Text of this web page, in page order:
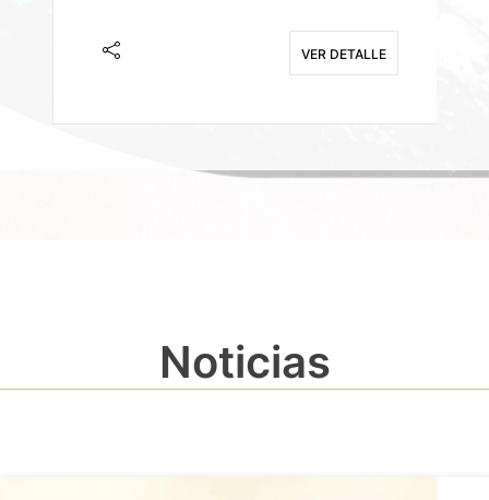
VER DETALLE
Noticias